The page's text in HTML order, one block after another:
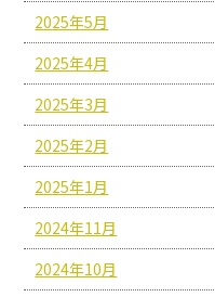
2025年5月
2025年4月
2025年3月
2025年2月
2025年1月
2024年11月
2024年10月